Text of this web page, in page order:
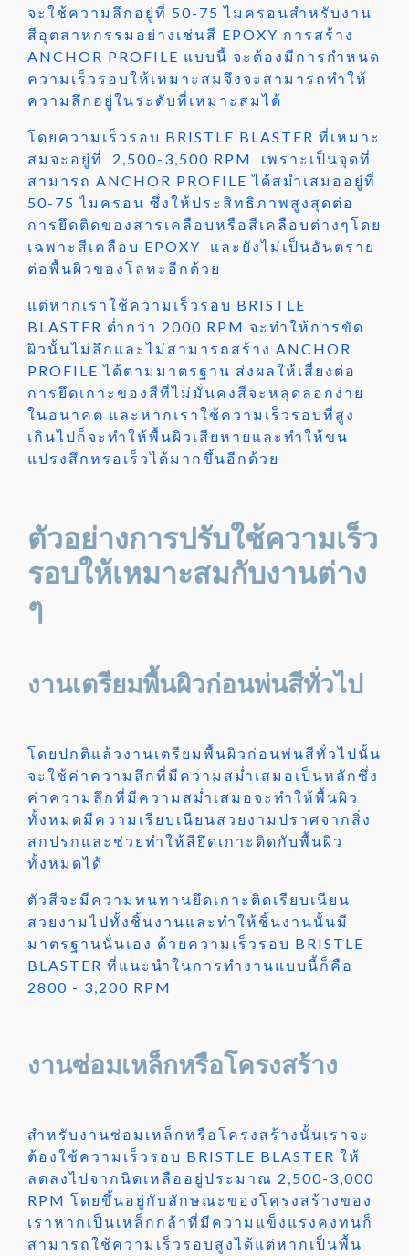
จะใช้ความลึกอยู่ที่ 50-75 ไมครอนสำหรับงาน
สีอุตสาหกรรมอย่างเช่นสี EPOXY การสร้าง
ANCHOR PROFILE แบบนี้ จะต้องมีการกำหนด
ความเร็วรอบให้เหมาะสมจึงจะสามารถทำให้
ความลึกอยู่ในระดับที่เหมาะสมได้
โดยความเร็วรอบ BRISTLE BLASTER ที่เหมาะ
สมจะอยู่ที่ 2,500-3,500 RPM เพราะเป็นจุดที่
สามารถ ANCHOR PROFILE ได้สมำเสมออยู่ที่
50-75 ไมครอน ซึ่งให้ประสิทธิภาพสูงสุดต่อ
การยึดติดของสารเคลือบหรือสีเคลือบต่างๆโดย
เฉพาะสีเคลือบ EPOXY และยังไม่เป็นอันตราย
ต่อพื้นผิวของโลหะอีกด้วย
แต่หากเราใช้ความเร็วรอบ BRISTLE
BLASTER ต่ำกว่า 2000 RPM จะทำให้การขัด
ผิวนั้นไม่ลึกและไม่สามารถสร้าง ANCHOR
PROFILE ได้ตามมาตรฐาน ส่งผลให้เสี่ยงต่อ
การยึดเกาะของสีที่ไม่มั่นคงสีจะหลุดลอกง่าย
ในอนาคต และหากเราใช้ความเร็วรอบที่สูง
เกินไปก็จะทำให้พื้นผิวเสียหายและทำให้ขน
แปรงสึกหรอเร็วได้มากขึ้นอีกด้วย
ตัวอย่างการปรับใช้ความเร็ว
รอบให้เหมาะสมกับงานต่าง
ๆ
งานเตรียมพื้นผิวก่อนพ่นสีทั่วไป
โดยปกติแล้วงานเตรียมพื้นผิวก่อนพ่นสีทั่วไปนั้น
จะใช้ค่าความลึกที่มีความสม่ำเสมอเป็นหลักซึ่ง
ค่าความลึกที่มีความสม่ำเสมอจะทำให้พื้นผิว
ทั้งหมดมีความเรียบเนียนสวยงามปราศจากสิ่ง
สกปรกและช่วยทำให้สียึดเกาะติดกับพื้นผิว
ทั้งหมดได้
ตัวสีจะมีความทนทานยึดเกาะติดเรียบเนียน
สวยงามไปทั้งชิ้นงานและทำให้ชิ้นงานนั้นมี
มาตรฐานนั่นเอง ด้วยความเร็วรอบ BRISTLE
BLASTER ที่แนะนำในการทำงานแบบนี้ก็คือ
2800 - 3,200 RPM
งานซ่อมเหล็กหรือโครงสร้าง
สำหรับงานซ่อมเหล็กหรือโครงสร้างนั้นเราจะ
ต้องใช้ความเร็วรอบ BRISTLE BLASTER ให้
ลดลงไปจากนิดเหลืออยู่ประมาณ 2,500-3,000
RPM โดยขึ้นอยู่กับลักษณะของโครงสร้างของ
เราหากเป็นเหล็กกล้าที่มีความแข็งแรงคงทนก็
สามารถใช้ความเร็วรอบสูงได้แต่หากเป็นพื้น